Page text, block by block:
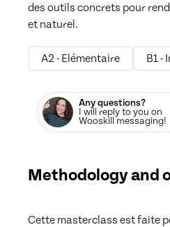
des outils concrets pour
et naturel.
A2 - Elémentaire B1 -
Any questions?
I will reply to you on
Wooskill messaging!
Methodology and
Cette masterclass est faite